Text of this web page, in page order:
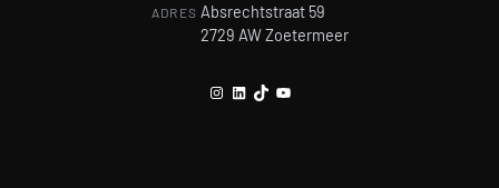
ADRES Absrechtstraat 59
2729 AW Zoetermeer
Instagram
LinkedIn
TikTokYouTube